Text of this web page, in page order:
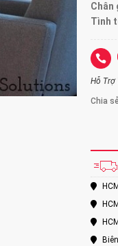
Chân
Tình
Hỗ Trợ
Chia